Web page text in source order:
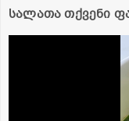
სალათა თქვენი